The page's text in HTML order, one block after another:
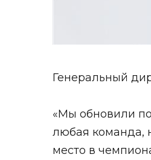
Генеральный
«Мы обновили
любая команда,
место в